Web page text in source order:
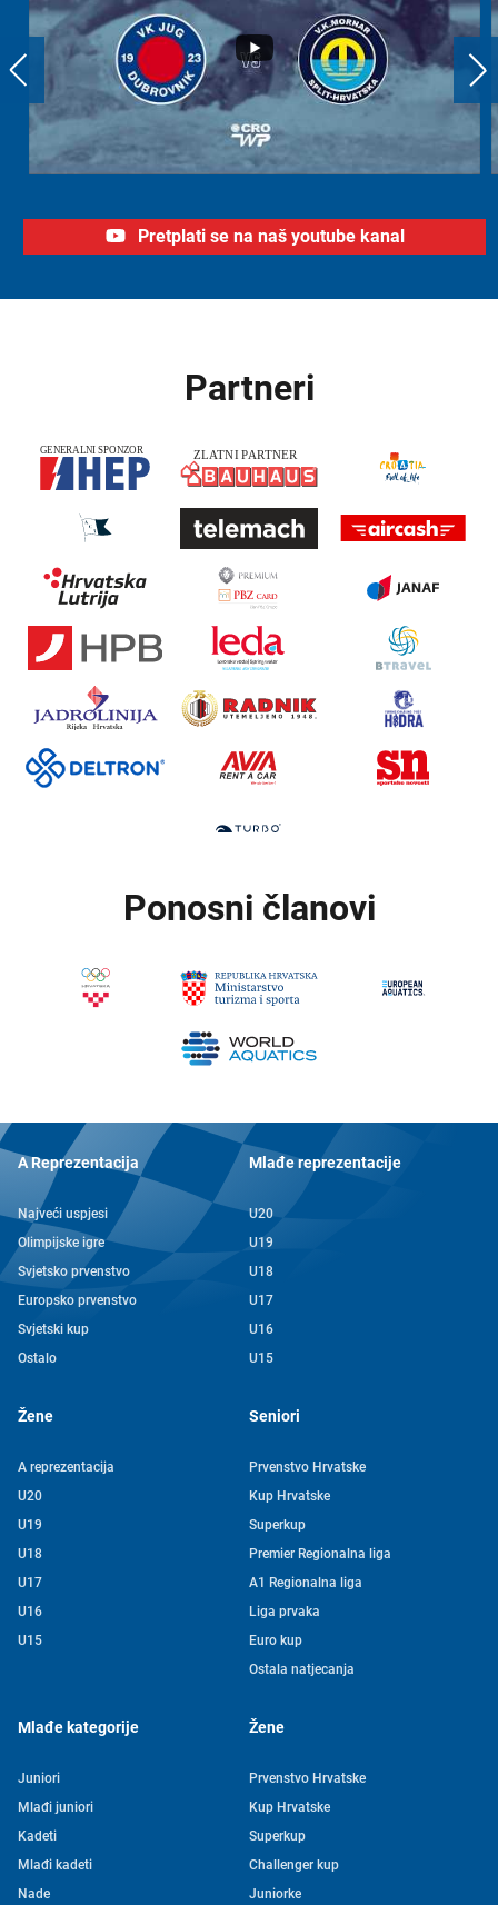
Pretplati se na naš youtube kanal
Partneri
Ponosni članovi
A Reprezentacija
Najveći uspjesi
Olimpijske igre
Svjetsko prvenstvo
Europsko prvenstvo
Svjetski kup
Ostalo
Mlađe reprezentacije
U20
U19
U18
U17
U16
U15
Žene
A reprezentacija
U20
U19
U18
U17
U16
U15
Seniori
Prvenstvo Hrvatske
Kup Hrvatske
Superkup
Premier Regionalna liga
A1 Regionalna liga
Liga prvaka
Euro kup
Ostala natjecanja
Mlađe kategorije
Juniori
Mlađi juniori
Kadeti
Mlađi kadeti
Nade
Žene
Prvenstvo Hrvatske
Kup Hrvatske
Superkup
Challenger kup
Juniorke